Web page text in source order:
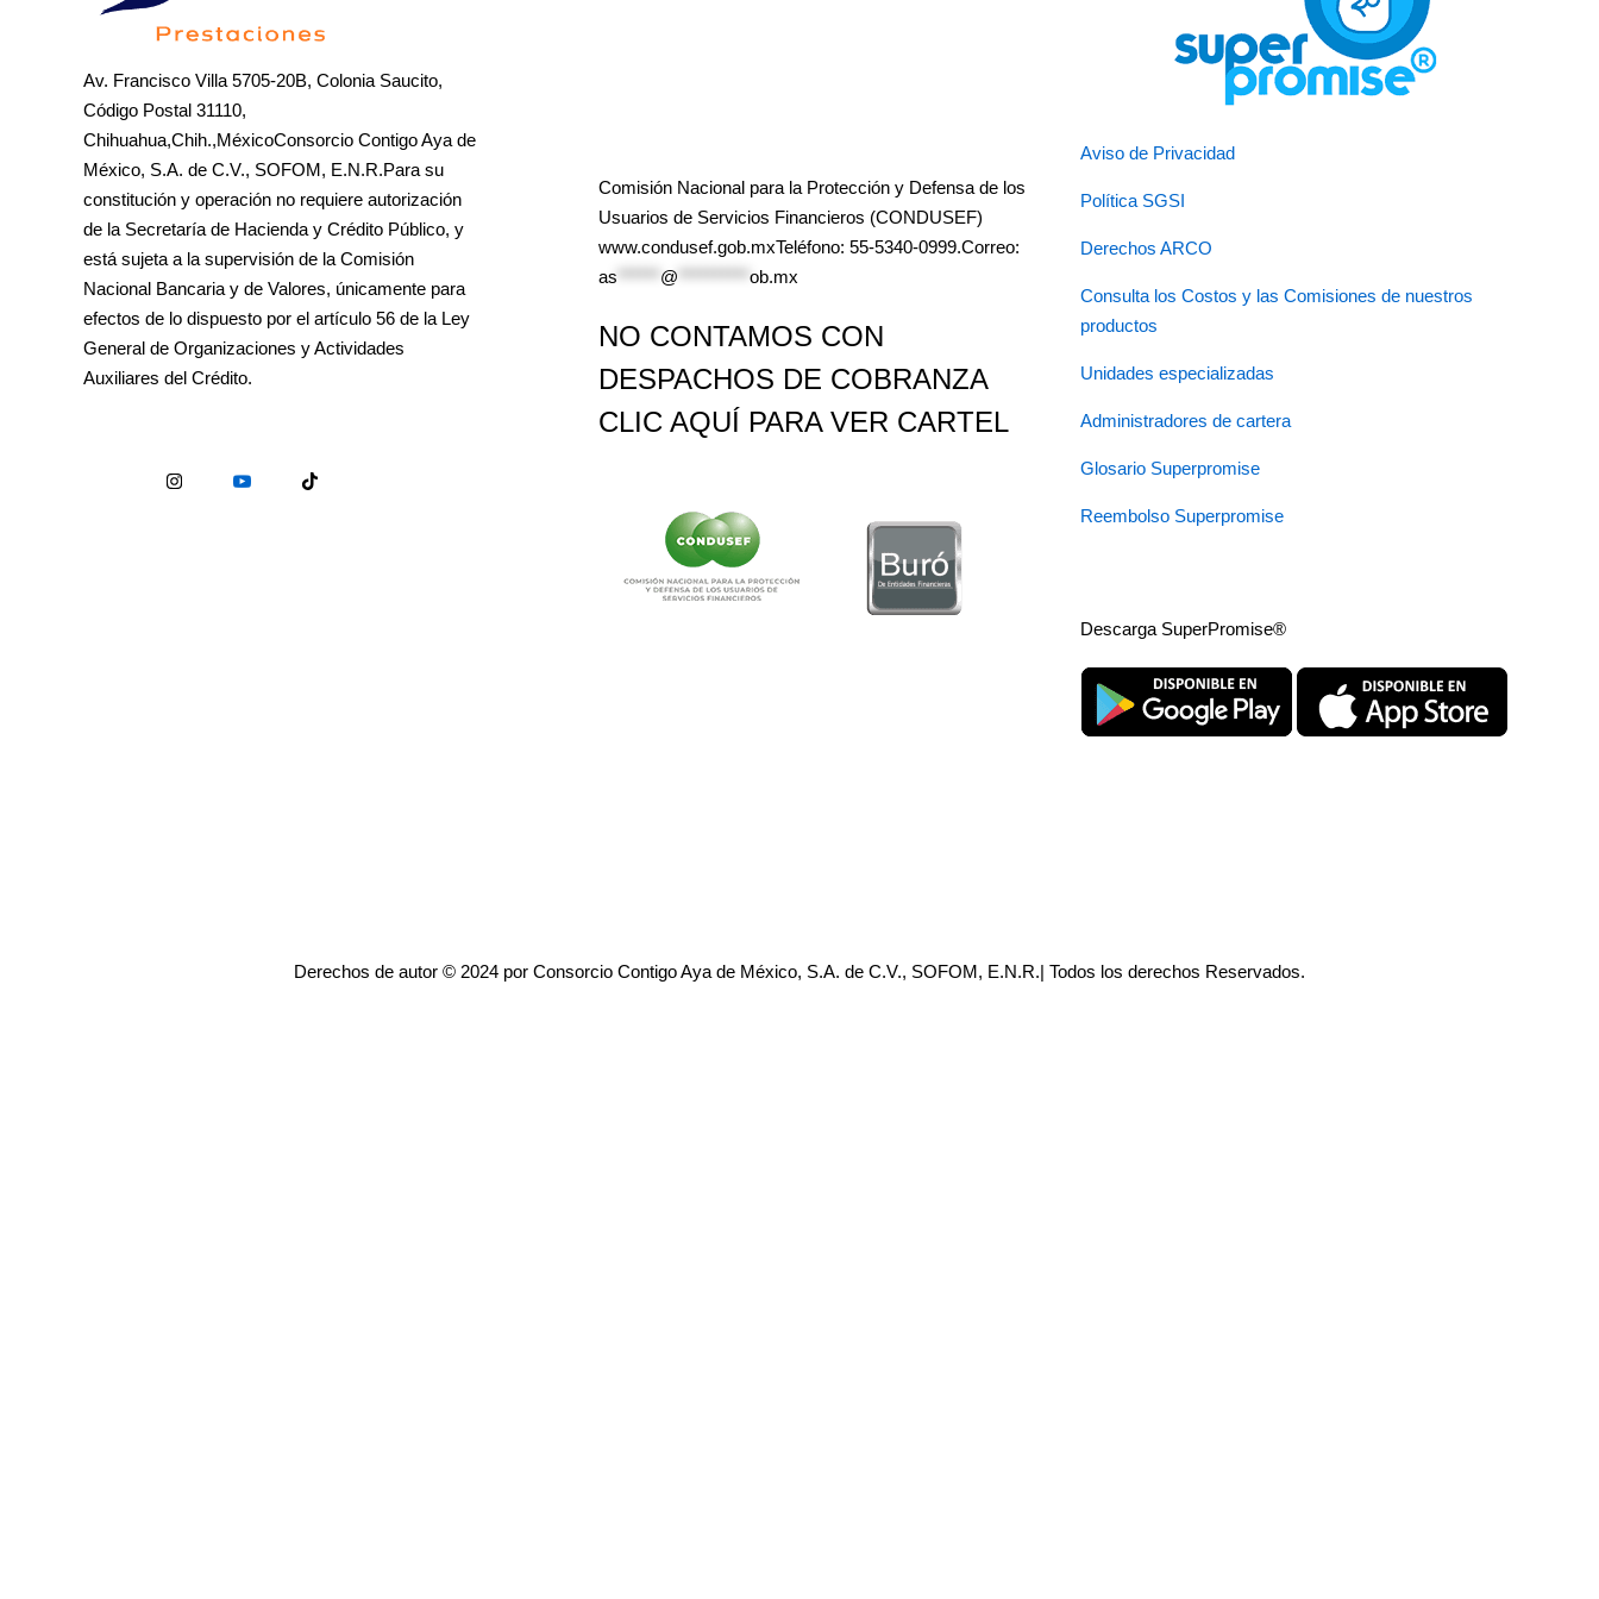
Av. Francisco Villa 5705-20B, Colonia Saucito,
Código Postal 31110,
Chihuahua,Chih.,MéxicoConsorcio Contigo Aya de
México, S.A. de C.V., SOFOM, E.N.R.Para su
constitución y operación no requiere autorización
de la Secretaría de Hacienda y Crédito Público, y
está sujeta a la supervisión de la Comisión
Nacional Bancaria y de Valores, únicamente para
efectos de lo dispuesto por el artículo 56 de la Ley
General de Organizaciones y Actividades
Auxiliares del Crédito.
Comisión Nacional para la Protección y Defensa de los
Usuarios de Servicios Financieros (CONDUSEF)
www.condusef.gob.mxTeléfono: 55-5340-0999.Correo:
as
@ ob.mx
NO CONTAMOS CON
DESPACHOS DE COBRANZA
CLIC AQUÍ PARA VER CARTEL
Aviso de Privacidad
Política SGSI
Derechos ARCO
Consulta los Costos y las Comisiones de nuestros
productos
Unidades especializadas
Administradores de cartera
Glosario Superpromise
Reembolso Superpromise
Descarga SuperPromise®
Derechos de autor © 2024 por Consorcio Contigo Aya de México, S.A. de C.V., SOFOM, E.N.R.| Todos los derechos Reservados.